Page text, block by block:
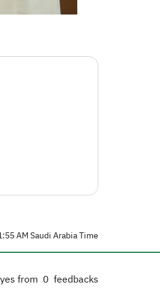
AM Saudi Arabia Time
from 0 feedbacks